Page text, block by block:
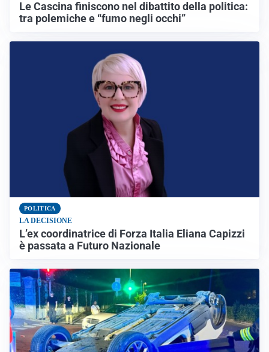
Le Cascina finiscono nel dibattito della politica:
tra polemiche e “fumo negli occhi”
POLITICA
LA DECISIONE
L’ex coordinatrice di Forza Italia Eliana Capizzi
è passata a Futuro Nazionale